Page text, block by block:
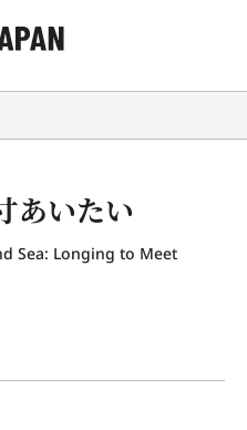
あいたい
Sea: Longing to Meet